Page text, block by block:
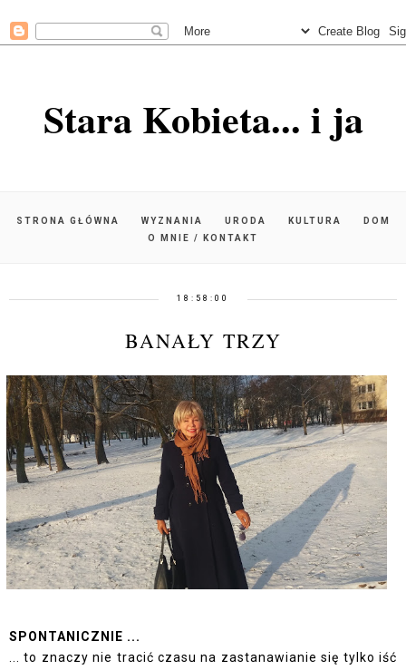
Stara Kobieta... i ja
STRONA GŁÓWNA WYZNANIA URODA KULTURA
DOM
O MNIE / KONTAKT
18:58:00
BANAŁY TRZY
SPONTANICZNIE ...
... to znaczy nie tracić czasu na zastanawianie się tylko iść